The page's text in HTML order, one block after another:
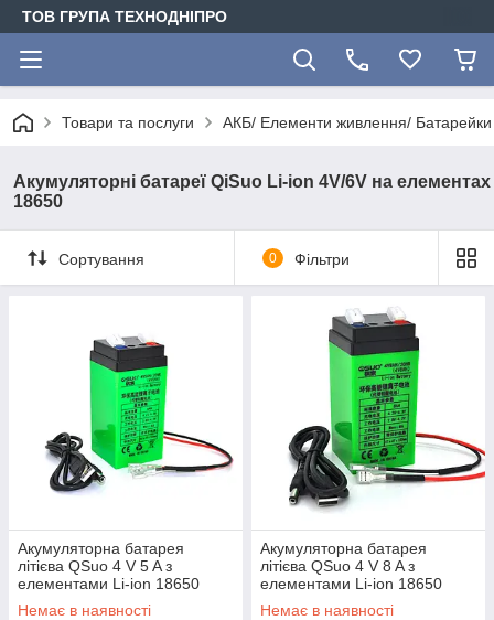
ТОВ ГРУПА ТЕХНОДНІПРО
Товари та послуги АКБ/ Елементи живлення/ Батарейки
Акумуляторні батареї QiSuo Li-ion 4V/6V на елементах
18650
Сортування 0 Фільтри
Акумуляторна батарея
літієва QSuo 4 V 5 A з
елементами Li-ion 18650
(47X47X100)
Немає в наявності
Акумуляторна батарея
літієва QSuo 4 V 8 A з
елементами Li-ion 18650
(47X47X100)
Немає в наявності